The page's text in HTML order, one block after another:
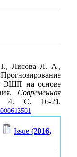
Лисова Л. А.,
ЭШП на основе
Современная
С. 16-21.
Issue (2016,